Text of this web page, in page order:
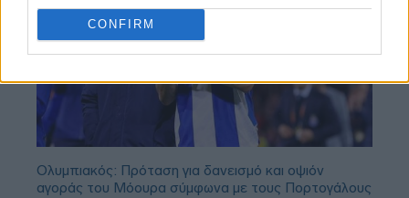
CONFIRM
Ολυμπιακός: Πρόταση για δανεισμό και οψιόν
αγοράς του Μόουρα σύμφωνα με τους Πορτογάλους